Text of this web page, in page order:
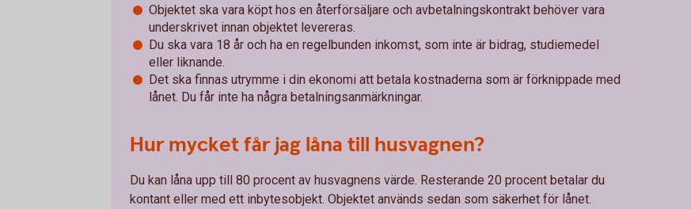
Objektet ska vara köpt hos en återförsäljare och avbetalningskontrakt behöver vara
underskrivet innan objektet levereras.
Du ska vara 18 år och ha en regelbunden inkomst, som inte är bidrag, studiemedel
eller liknande.
Det ska finnas utrymme i din ekonomi att betala kostnaderna som är förknippade med
lånet. Du får inte ha några betalningsanmärkningar.
Hur mycket får jag låna till husvagnen?
Du kan låna upp till 80 procent av husvagnens värde. Resterande 20 procent betalar du
kontant eller med ett inbytesobjekt. Objektet används sedan som säkerhet för lånet.